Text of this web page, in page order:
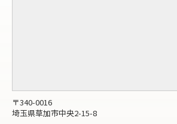
〒340-0016
埼玉県草加市中央2-15-8